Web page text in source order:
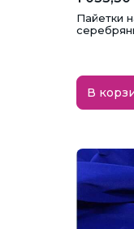
Пайетки
В